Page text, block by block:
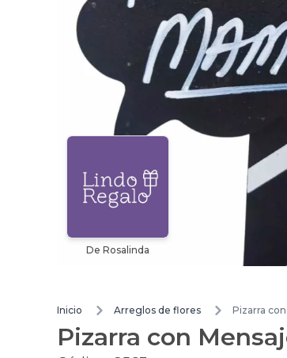
De Rosalinda
Inicio Arreglos de flores Pizarra
Pizarra con